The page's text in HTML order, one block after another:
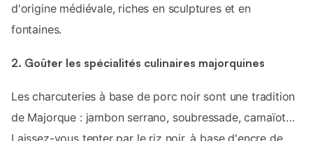
d'origine médiévale, riches en sculptures et en
fontaines.
2. Goûter les spécialités culinaires majorquines
Les charcuteries à base de porc noir sont une tradition
de Majorque : jambon serrano, soubressade, camaïot…